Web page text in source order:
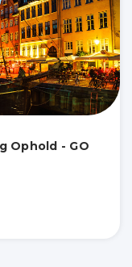
Ophold - GO